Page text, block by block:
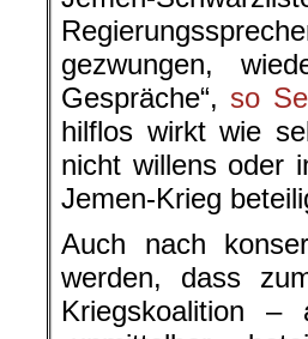
gezwungen,
Gespräche“, so
hilflos wirkt wie
nicht willens oder
Jemen-Krieg
Auch nach
werden, dass
Kriegskoalition